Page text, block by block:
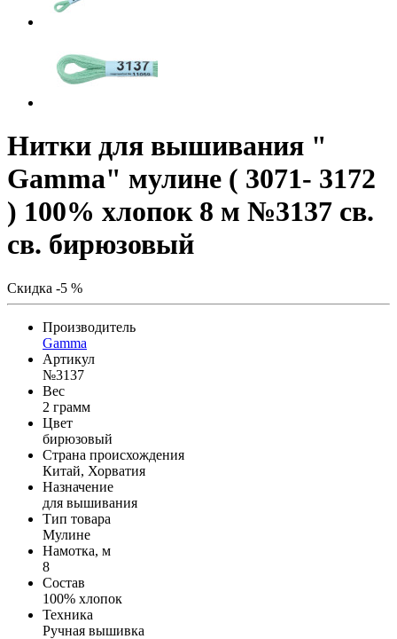
Нитки для вышивания "
Gamma" мулине ( 3071- 3172
) 100% хлопок 8 м №3137 св.
св. бирюзовый
Скидка -5 %
Производитель
Gamma
Артикул
№3137
Вес
2 грамм
Цвет
бирюзовый
Страна происхождения
Китай, Хорватия
Назначение
для вышивания
Тип товара
Мулине
Намотка, м
8
Состав
100% хлопок
Техника
Ручная вышивка